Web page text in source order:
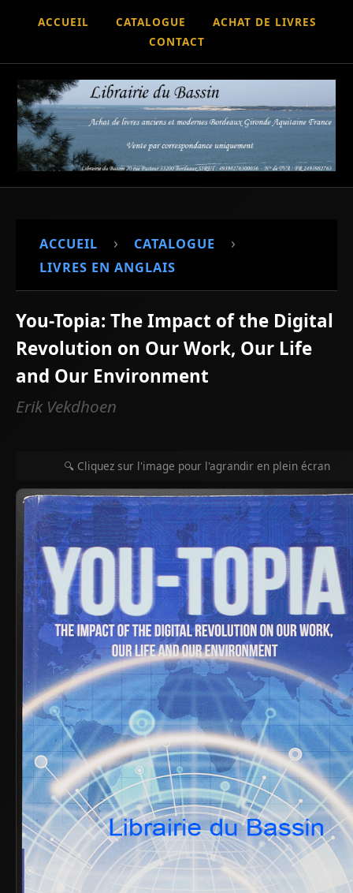
ACCUEIL CATALOGUE
ACHAT DE LIVRES
CONTACT
ACCUEIL › CATALOGUE ›
LIVRES EN ANGLAIS
You-Topia: The Impact of the Digital
Revolution on Our Work, Our Life
and Our Environment
Erik Vekdhoen
🔍 Cliquez sur l'image pour l'agrandir en plein écran